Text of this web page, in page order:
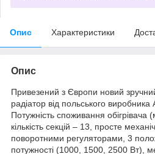
Опис Характеристики
Опис
Привезений з Європи новий
радіатор від польського
Потужність споживання
кількість секцій – 13, просте
поворотними регуляторами, 3
потужності (1000, 1500, 2500 Вт),